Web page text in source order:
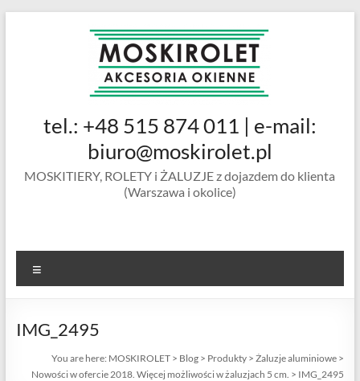
MOSKIROLET
siatki na
okienne |
ramkowe i
drzwiowe
tel.: +48 515 874 011 | e-mail:
biuro@moskirolet.pl
MOSKITIERY, ROLETY i ŻALUZJE z dojazdem do klienta
(Warszawa i okolice)
IMG_2495
You are here: MOSKIROLET > Blog > Produkty >Żaluzje aluminiowe >
Nowości w ofercie 2018. Więcej możliwości w żaluzjach 5 cm. > IMG_2495